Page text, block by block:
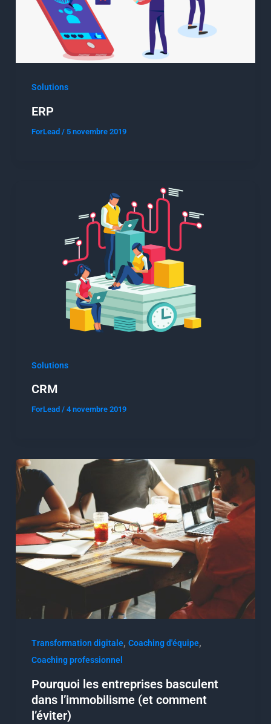
Solutions
ERP
ForLead / 5 novembre 2019
Solutions
CRM
ForLead / 4 novembre 2019
Transformation digitale, Coaching d'équipe,
Coaching professionnel
Pourquoi les entreprises basculent
dans l’immobilisme (et comment
l’éviter)